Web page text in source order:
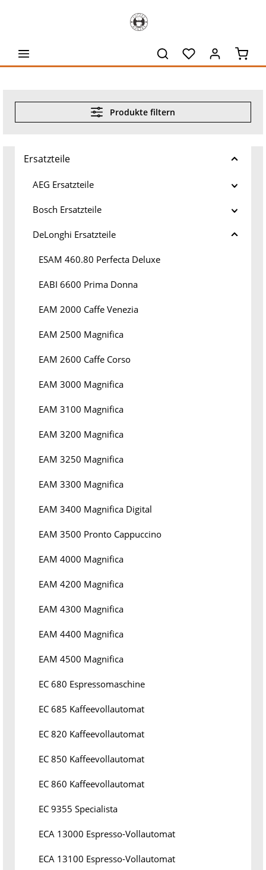
Produkte filtern
Ersatzteile
AEG Ersatzteile
Bosch Ersatzteile
DeLonghi Ersatzteile
ESAM 460.80 Perfecta Deluxe
EABI 6600 Prima Donna
EAM 2000 Caffe Venezia
EAM 2500 Magnifica
EAM 2600 Caffe Corso
EAM 3000 Magnifica
EAM 3100 Magnifica
EAM 3200 Magnifica
EAM 3250 Magnifica
EAM 3300 Magnifica
EAM 3400 Magnifica Digital
EAM 3500 Pronto Cappuccino
EAM 4000 Magnifica
EAM 4200 Magnifica
EAM 4300 Magnifica
EAM 4400 Magnifica
EAM 4500 Magnifica
EC 680 Espressomaschine
EC 685 Kaffeevollautomat
EC 820 Kaffeevollautomat
EC 850 Kaffeevollautomat
EC 860 Kaffeevollautomat
EC 9355 Specialista
ECA 13000 Espresso-Vollautomat
ECA 13100 Espresso-Vollautomat